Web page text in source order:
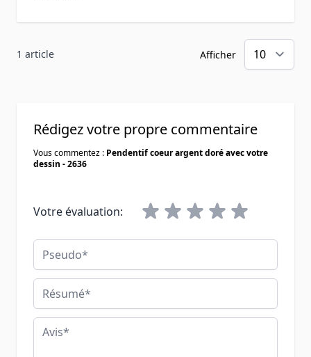
1 article Afficher
Rédigez votre propre commentaire
Vous commentez : Pendentif coeur argent doré avec votre
dessin - 2636
Votre évaluation:
Pseudo
Résumé
Avis